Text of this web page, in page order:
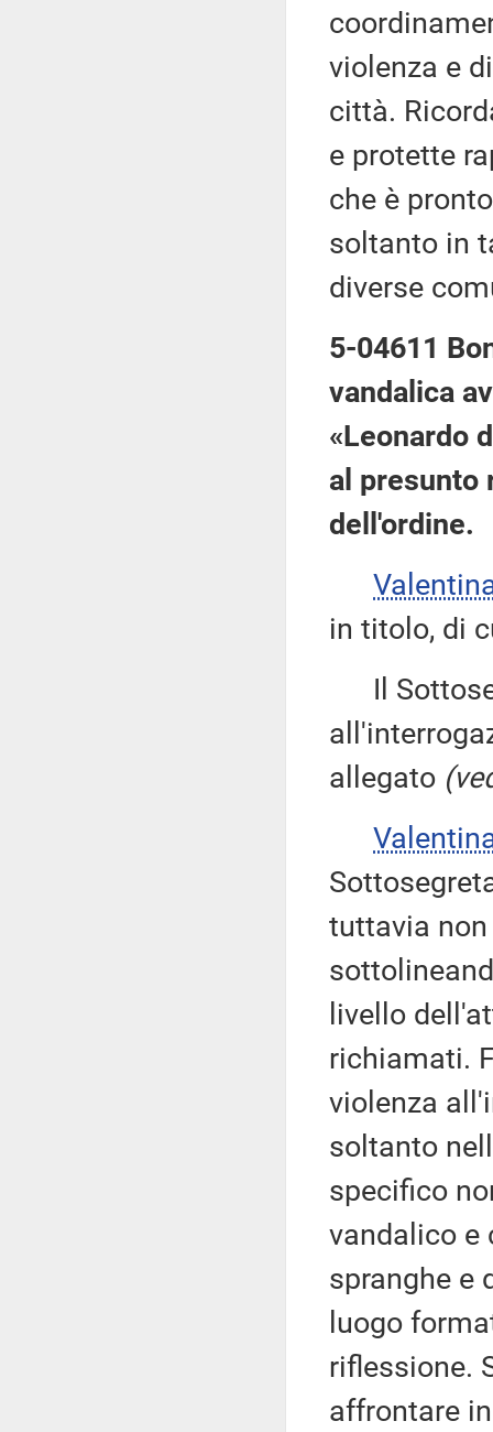
violenza e
città.
e protette
che è
soltanto in
diverse
5-04611
vandalica
«Leonardo
al presunto
dell'ordine.
in titolo, di
Il
allegato
tuttavia
livello
richiamati.
violenza
soltanto
specifico
vandalico e
spranghe e
luogo
riflessione.
affrontare